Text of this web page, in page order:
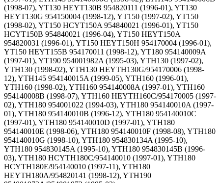
(1998-07), YT130 HEYT130B 954820111 (1996-01), YT130
HEYT130G 954150004 (1998-12), YT150 (1997-02), YT150
(1998-02), YT150 HCYT150A 954840021 (1996-01), YT150
HCYT150B 954840021 (1996-04), YT150 HEYT150A
954820031 (1996-01), YT150 HEYT150H 954170004 (1996-01),
YT150 HEYT155B 954170011 (1998-12), YT180 954140009A
(1997-01), YT190 954001982A (1995-03), YTH130 (1997-02),
YTH130 (1998-02), YTH130 HEYTH130G/954170006 (1998-
12), YTH145 954140015A (1999-05), YTH160 (1996-01),
YTH160 (1998-02), YTH160 954140008A (1997-01), YTH160
954140008B (1998-07), YTH160 HEYTH160C/954170005 (1997-
02), YTH180 954001022 (1994-03), YTH180 954140010A (1997-
01), YTH180 954140010B (1996-12), YTH180 954140010C
(1997-01), YTH180 954140010D (1997-01), YTH180
954140010E (1998-06), YTH180 954140010F (1998-08), YTH180
954140010G (1998-10), YTH180 954830134A (1995-10),
YTH180 954830145A (1995-10), YTH180 954830145B (1996-
03), YTH180 HCYTH180C/954140010 (1997-01), YTH180
HCYTH180E/954140010 (1997-11), YTH180
HEYTH180A/954820141 (1998-12), YTH190